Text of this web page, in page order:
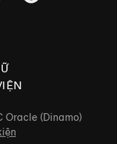
Oracle (Dinamo)